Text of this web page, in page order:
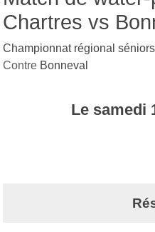
Chartres vs
Championnat régional
Contre Bonneval
Le samedi